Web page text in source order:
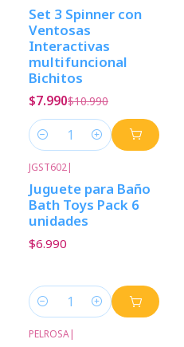
Set 3 Spinner con
Ventosas
Interactivas
multifuncional
Bichitos
$7.990$10.990
Cantidad
JGST602|
Juguete para Baño
Bath Toys Pack 6
unidades
$6.990
Cantidad
PELROSA|